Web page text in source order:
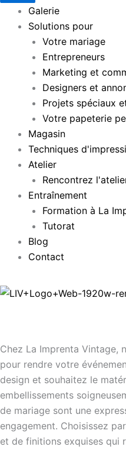
Galerie
Solutions pour
Votre mariage
Entrepreneurs
Marketing et
Designers et
Projets spéciaux
Votre papeterie
Magasin
Techniques
Atelier
Rencontrez
Entraînement
Formation à La
Tutorat
Blog
Contact
Chez La Imprenta Vintage,
pour rendre votre
design et souhaitez le
embellissements
de mariage sont une
engagement. Choisissez
et de finitions exquises qui